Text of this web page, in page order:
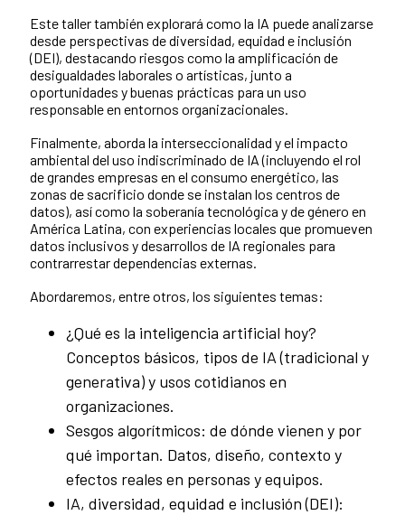
Este taller también explorará como la IA puede analizarse
desde perspectivas de diversidad, equidad e inclusión
(DEI), destacando riesgos como la amplificación de
desigualdades laborales o artísticas, junto a
oportunidades y buenas prácticas para un uso
responsable en entornos organizacionales.
Finalmente, aborda la interseccionalidad y el impacto
ambiental del uso indiscriminado de IA (incluyendo el rol
de grandes empresas en el consumo energético, las
zonas de sacrificio donde se instalan los centros de
datos), así como la soberanía tecnológica y de género en
América Latina, con experiencias locales que promueven
datos inclusivos y desarrollos de IA regionales para
contrarrestar dependencias externas.
Abordaremos, entre otros, los siguientes temas:
¿Qué es la inteligencia artificial hoy?
Conceptos básicos, tipos de IA (tradicional y
generativa) y usos cotidianos en
organizaciones.
Sesgos algorítmicos: de dónde vienen y por
qué importan. Datos, diseño, contexto y
efectos reales en personas y equipos.
IA, diversidad, equidad e inclusión (DEI):